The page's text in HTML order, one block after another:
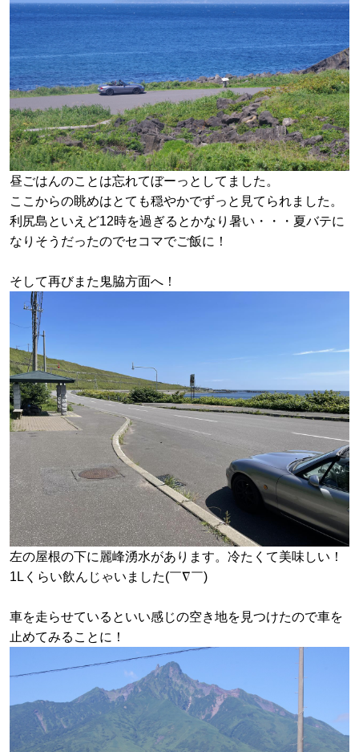
昼ごはんのことは忘れてぼーっとしてました。
ここからの眺めはとても穏やかでずっと見てられました。
利尻島といえど12時を過ぎるとかなり暑い・・・夏バテに
なりそうだったのでセコマでご飯に！
そして再びまた鬼脇方面へ！
左の屋根の下に麗峰湧水があります。冷たくて美味しい！
1Lくらい飲んじゃいました(￣∇￣)
車を走らせているといい感じの空き地を見つけたので車を
止めてみることに！